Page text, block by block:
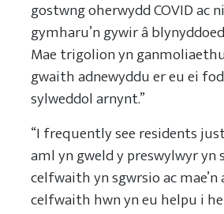
gostwng oherwydd COVID ac
gymharu’n gywir â
Mae trigolion yn
gwaith adnewyddu er eu ei
sylweddol arnynt.”
“I frequently see residents
aml yn gweld y preswylwyr yn
celfwaith yn sgwrsio ac
celfwaith hwn yn eu helpu i